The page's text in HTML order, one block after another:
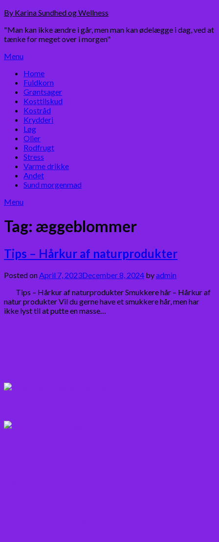
Skip
content
By Karina Sundhed og Wellness
"Man kan ikke ændre i går, men man kan ødelægge i dag, ved at
tænke for meget over i morgen"
Menu
Home
Fuldkorn
Grøntsager
Kosttilskud
Kostråd
Krydderi
Løg
Olier
Rodfrugt
Stress
Varme drikke
Andet
Sund morgenmad
Menu
Tag: æggeblommer
Tips – Hårkur af naturprodukter
Posted on April 7, 2023December 8, 2024 byadmin
Tips – Hårkur af naturprodukter Smukkere hår – Hårkur af
natur produkter Vil du gerne have et smukkere hår, men har
ikke lyst til at putte en masse…